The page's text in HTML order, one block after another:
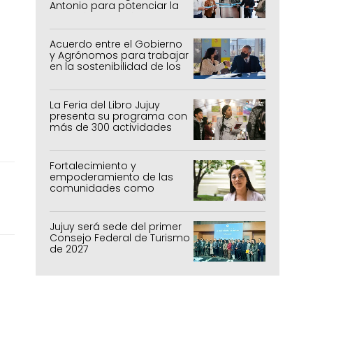
Antonio para potenciar la
Acuerdo entre el Gobierno
y Agrónomos para trabajar
en la sostenibilidad de los
agrícolas, pecuarios y
forestal
La Feria del Libro Jujuy
presenta su programa con
más de 300 actividades
Fortalecimiento y
empoderamiento de las
comunidades como
Jujuy será sede del primer
Consejo Federal de Turismo
de 2027